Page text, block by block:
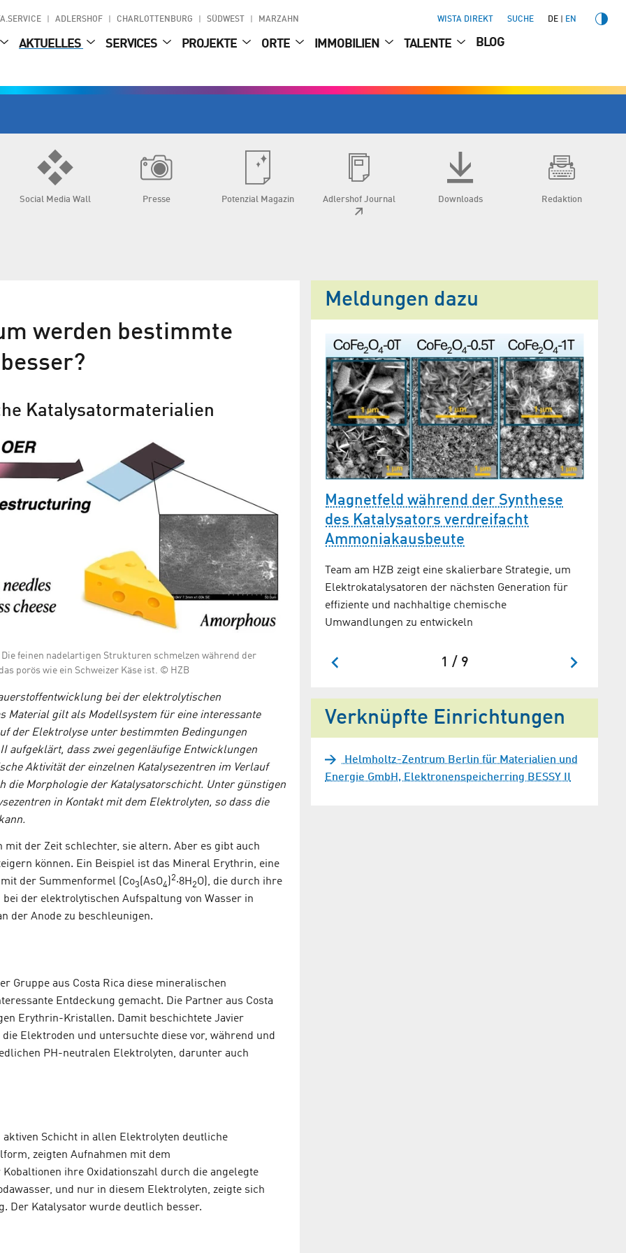
ADLERSHOF CHARLOTTENBURG SÜDWEST MARZAHN WISTA DIREKT SUCHE DE EN
AKTUELLES SERVICES PROJEKTE ORTE IMMOBILIEN TALENTE BLOG
Social Media Wall Presse Potenzial Magazin Adlershof Journal Downloads Redaktion
werden bestimmte
Katalysatormaterialien
feinen nadelartigen Strukturen schmelzen während der
porös wie ein Schweizer Käse ist. © HZB
bei der elektrolytischen
Material gilt als Modellsystem für eine interessante
der Elektrolyse unter bestimmten Bedingungen
aufgeklärt, dass zwei gegenläufige Entwicklungen
Aktivität der einzelnen Katalysezentren im Verlauf
die Morphologie der Katalysatorschicht. Unter günstigen
in Kontakt mit dem Elektrolyten, so dass die
der Zeit schlechter, sie altern. Aber es gibt auch
können. Ein Beispiel ist das Mineral Erythrin, eine
der Summenformel (Co3 (AsO4
2·8H2O), die durch ihre
der elektrolytischen Aufspaltung von Wasser in
der Anode zu beschleunigen.
Gruppe aus Costa Rica diese mineralischen
Entdeckung gemacht. Die Partner aus Costa
Erythrin-Kristallen. Damit beschichtete Javier
Elektroden und untersuchte diese vor, während und
PH-neutralen Elektrolyten, darunter auch
Schicht in allen Elektrolyten deutliche
zeigten Aufnahmen mit dem
ihre Oxidationszahl durch die angelegte
und nur in diesem Elektrolyten, zeigte sich
Der Katalysator wurde deutlich besser.
Meldungen dazu
von
in
HZB-Team erforscht preiswerte
Katalysatoren für die Produktion von
Wasserstoff
Mit einem neuen Instrument an BESSY II zeigen sie,
wie Molybdän-Sulfid-Dünnschichten durch Licht
Magnetfeld während der Synthese
des Katalysators verdreifacht
Ammoniakausbeute
Team am HZB zeigt eine skalierbare Strategie, um
Elektrokatalysatoren der nächsten Generation für
effiziente und nachhaltige chemische
Umwandlungen zu entwickeln
1 / 9
Verknüpfte Einrichtungen
Helmholtz-Zentrum Berlin für Materialien und
Energie GmbH, Elektronenspeicherring BESSY II